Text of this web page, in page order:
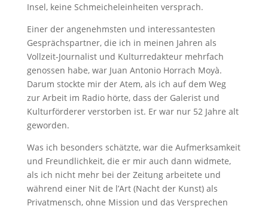
Insel, keine Schmeicheleinheiten versprach.
Einer der angenehmsten und interessantesten
Gesprächspartner, die ich in meinen Jahren als
Vollzeit-Journalist und Kulturredakteur mehrfach
genossen habe, war Juan Antonio Horrach Moyà.
Darum stockte mir der Atem, als ich auf dem Weg
zur Arbeit im Radio hörte, dass der Galerist und
Kulturförderer verstorben ist. Er war nur 52 Jahre alt
geworden.
Was ich besonders schätzte, war die Aufmerksamkeit
und Freundlichkeit, die er mir auch dann widmete,
als ich nicht mehr bei der Zeitung arbeitete und
während einer Nit de l’Art (Nacht der Kunst) als
Privatmensch, ohne Mission und das Versprechen